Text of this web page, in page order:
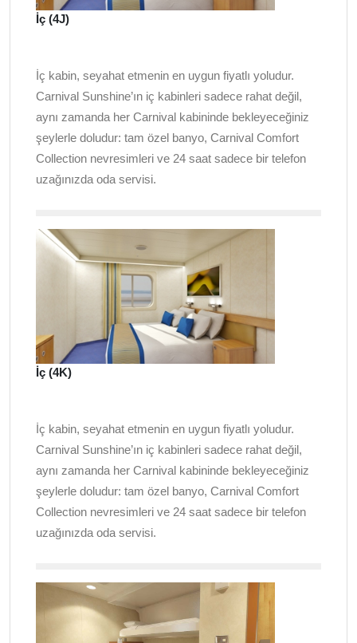
İç (4J)
İç kabin, seyahat etmenin en uygun fiyatlı yoludur.
Carnival Sunshine’ın iç kabinleri sadece rahat değil,
aynı zamanda her Carnival kabininde bekleyeceğiniz
şeylerle doludur: tam özel banyo, Carnival Comfort
Collection nevresimleri ve 24 saat sadece bir telefon
uzağınızda oda servisi.
İç (4K)
İç kabin, seyahat etmenin en uygun fiyatlı yoludur.
Carnival Sunshine’ın iç kabinleri sadece rahat değil,
aynı zamanda her Carnival kabininde bekleyeceğiniz
şeylerle doludur: tam özel banyo, Carnival Comfort
Collection nevresimleri ve 24 saat sadece bir telefon
uzağınızda oda servisi.